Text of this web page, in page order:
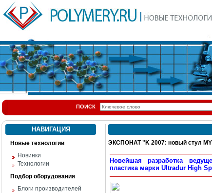
ПОИСК
НАВИГАЦИЯ
Новые технологии
Новинки
Технологии
Подбор оборудования
Блоги производителей
ЭКСПОНАТ "K 2007: новый стул
Новейшая разработка
пластика марки Ultradur High